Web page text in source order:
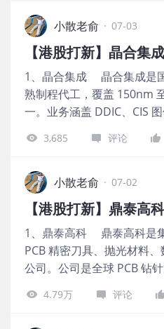
型就越来越准。 模型越准
富建业近2年没有保荐过项
跌。，保荐人整体业绩一
亿，2025年营收同比增长
1326.6万，2025年的净利
1.26亿，发行比例是
港股ipo新规的机制B，公
倍，申购人气还可以。总
加坡第一大集装箱堆场运
B，公开发售初始份额是
货很少，中签率极低。这
作了，整体质地一般，也
表个人观点，不构成任何投
小散老俞 · 07-03
【港股打新】晶合集
1、晶合集成 晶合集成是
熟制程代工，覆盖 150nm
一。业务涵盖 DDIC、CIS
进多品类国产替代。 公
市值667.13亿~718.27亿
广发基金、汇添富、工银
资管、大成国际、
美元，占总发行数的
亿，2025年营收同比增长
比增长-3.26%。 按发行价
么流通盘是33.69亿。 晶
3,685 评论
小散老俞 · 07-02
【港股打新】鼎泰高
1、鼎泰高科 鼎泰高科是
PCB 精密刀具、抛光材料
公司。公司是全球 PCB 钻
研超九成生产设备，掌握
新能源汽车等赛道，客户
4.79万 评论